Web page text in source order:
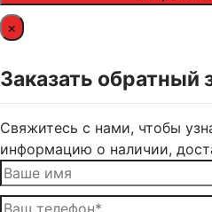
×
Заказать обратный
Свяжитесь с нами, чтобы
информацию о наличии,